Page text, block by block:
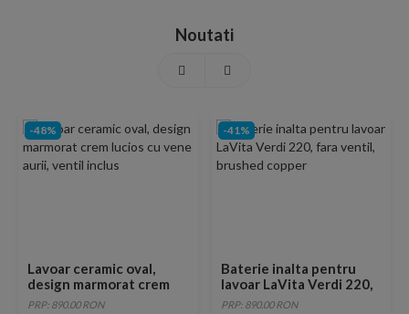
Noutati
-48%
Lavoar ceramic oval,
design marmorat crem
lucios cu vene aurii,
PRP: 890.00 RON
-41%
Baterie inalta pentru
lavoar LaVita Verdi 220,
fara ventil, brushed
PRP: 890.00 RON